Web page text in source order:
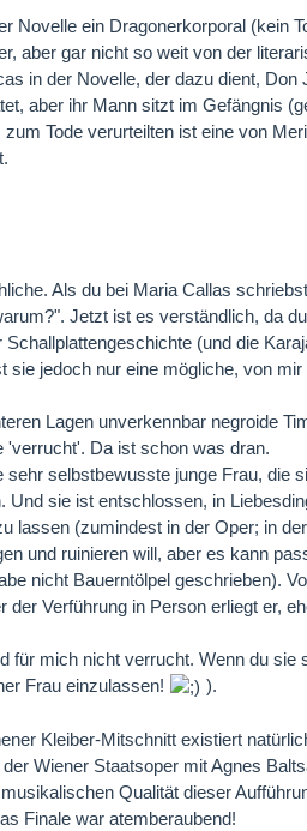
Novelle ein Dragonerkorporal (kein
aber gar nicht so weit von der
in der Novelle, der dazu dient,
aber ihr Mann sitzt im Gefängnis
Tode verurteilten ist eine von
Als du bei Maria Callas
Jetzt ist es verständlich, da
(und die
sie jedoch nur eine mögliche, von
Lagen unverkennbar negroide
'verrucht'. Da ist schon was dran.
sehr selbstbewusste junge Frau, die
Und sie ist entschlossen, in
lassen (zumindest in der Oper; in
und ruinieren will, aber es kann
nicht Bauerntölpel geschrieben).
der Verführung in Person erliegt er,
für mich nicht verrucht. Wenn du
Frau einzulassen!
).
Kleiber-Mitschnitt existiert
Wiener Staatsoper mit Agnes
Qualität dieser
Finale war atemberaubend!